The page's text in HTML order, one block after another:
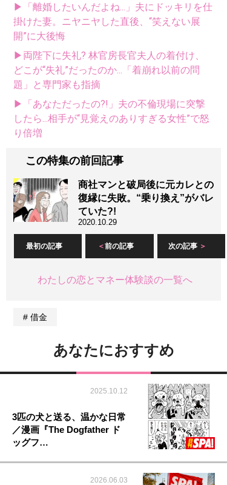
▶「離婚したいんだよね...」夫にドッキリを仕
掛けた妻。ニヤニヤした直後、“笑えない展
開”に大後悔
▶両陛下に失礼? 林官房長官夫人の着付け、
どこが“失礼”だったのか...「着崩れ以前の問
題」と専門家も指摘
▶「あなただったの?!」夫の不倫現場に突撃
したら...相手が“見覚えのありすぎる女性”で怒
り倍増
この特集の前回記事
商社マンと破局後に元カレとの
復縁に失敗。“乗り換え”がバレ
ていた?!
2020.10.29
最初の記事 前の記事 次の記事
わたしの恋とマネー体験談の一覧へ
借金
あなたにおすすめ
2025.10.12
3匹の犬と送る、温かな日常
／漫画『The Dogfather ド
ッグフ…
2026.06.03